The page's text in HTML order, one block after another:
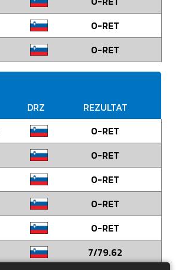
0-RET
0-RET
DRZ REZULTAT
0-RET
0-RET
0-RET
0-RET
0-RET
7/79.62